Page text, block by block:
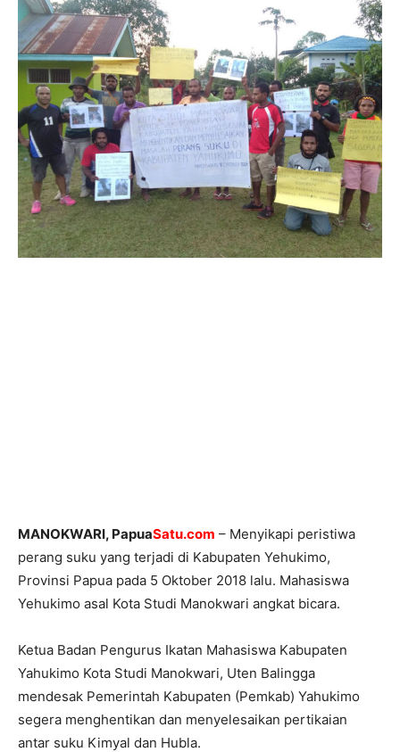
MANOKWARI, PapuaSatu.com – Menyikapi peristiwa
perang suku yang terjadi di Kabupaten Yehukimo,
Provinsi Papua pada 5 Oktober 2018 lalu. Mahasiswa
Yehukimo asal Kota Studi Manokwari angkat bicara.
Ketua Badan Pengurus Ikatan Mahasiswa Kabupaten
Yahukimo Kota Studi Manokwari, Uten Balingga
mendesak Pemerintah Kabupaten (Pemkab) Yahukimo
segera menghentikan dan menyelesaikan pertikaian
antar suku Kimyal dan Hubla.